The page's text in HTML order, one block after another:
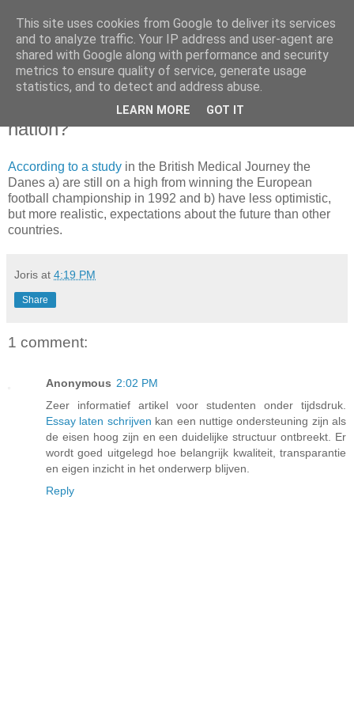
joris gillet \ blog
Thursday, December 28, 2006
Why are Danes the world's happiest
nation?
According to a study in the British Medical Journey the
Danes a) are still on a high from winning the European
football championship in 1992 and b) have less optimistic,
but more realistic, expectations about the future than other
countries.
Joris at 4:19 PM
Share
1 comment:
Anonymous 2:02 PM
Zeer informatief artikel voor studenten onder tijdsdruk.
Essay laten schrijven kan een nuttige ondersteuning zijn als
de eisen hoog zijn en een duidelijke structuur ontbreekt. Er
wordt goed uitgelegd hoe belangrijk kwaliteit, transparantie
en eigen inzicht in het onderwerp blijven.
Reply
This site uses cookies from Google to deliver its services
and to analyze traffic. Your IP address and user-agent are
shared with Google along with performance and security
metrics to ensure quality of service, generate usage
statistics, and to detect and address abuse.
LEARN MORE GOT IT